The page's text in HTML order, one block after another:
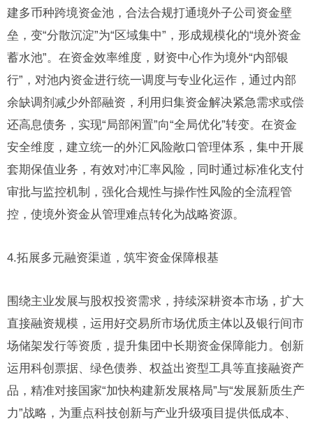
建多币种跨境资金池，合法合规打通境外子公司资金壁
垒，变“分散沉淀”为“区域集中”，形成规模化的“境外资金
蓄水池”。在资金效率维度，财资中心作为境外“内部银
行”，对池内资金进行统一调度与专业化运作，通过内部
余缺调剂减少外部融资，利用归集资金解决紧急需求或偿
还高息债务，实现“局部闲置”向“全局优化”转变。在资金
安全维度，建立统一的外汇风险敞口管理体系，集中开展
套期保值业务，有效对冲汇率风险，同时通过标准化支付
审批与监控机制，强化合规性与操作性风险的全流程管
控，使境外资金从管理难点转化为战略资源。
4.拓展多元融资渠道，筑牢资金保障根基
围绕主业发展与股权投资需求，持续深耕资本市场，扩大
直接融资规模，运用好交易所市场优质主体以及银行间市
场储架发行等资质，提升集团中长期资金保障能力。创新
运用科创票据、绿色债券、权益出资型工具等直接融资产
品，精准对接国家“加快构建新发展格局”与“发展新质生产
力”战略，为重点科技创新与产业升级项目提供低成本、